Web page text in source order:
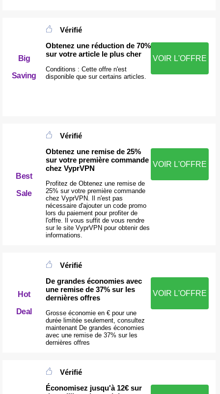
Big
Saving
Vérifié
Obtenez une réduction de 70%
sur votre article le plus cher
Conditions : Cette offre n'est
disponible que sur certains articles.
VOIR L'OFFRE
Best
Sale
Vérifié
Obtenez une remise de 25%
sur votre première commande
chez VyprVPN
Profitez de Obtenez une remise de
25% sur votre première commande
chez VyprVPN. Il n'est pas
nécessaire d'ajouter un code promo
lors du paiement pour profiter de
l'offre. Il vous suffit de vous rendre
sur le site VyprVPN pour obtenir des
informations.
VOIR L'OFFRE
Hot
Deal
Vérifié
De grandes économies avec
une remise de 37% sur les
dernières offres
Grosse économie en € pour une
durée limitée seulement, consultez
maintenant De grandes économies
avec une remise de 37% sur les
dernières offres
VOIR L'OFFRE
Vérifié
Économisez jusqu'à 12€ sur